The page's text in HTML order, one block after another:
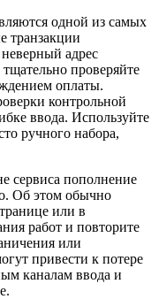
одной из самых
транзакции
адрес
тщательно проверяйте
оплаты.
контрольной
ввода. Используйте
ручного набора,
сервиса пополнение
Об этом обычно
или в
работ и повторите
или
привести к потере
каналам ввода и